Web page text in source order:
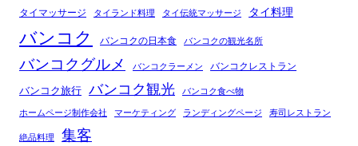
タイマッサージ タイランド料理 タイ伝統マッサージ タイ料理
バンコク バンコクの日本食 バンコクの観光名所
バンコクグルメ バンコクラーメン バンコクレストラン
バンコク旅行 バンコク観光
バンコク食べ物
ホームページ制作会社
マーケティング ランディングページ 寿司レストラン
絶品料理 集客